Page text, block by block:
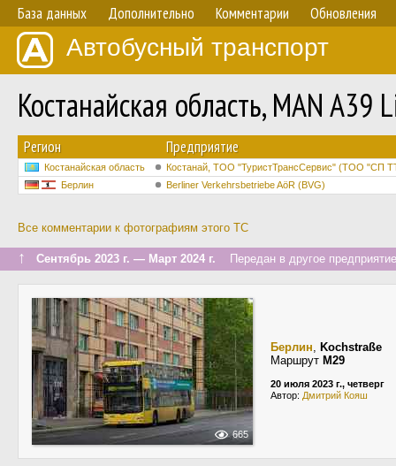
База данных Дополнительно Комментарии Обновления
Автобусный транспорт
Костанайская область, MAN
Регион Предприятие
Костанайская область
Костанай, ТОО "ТуристТрансСервис" (ТОО "СП
Берлин
Berliner Verkehrsbetriebe AöR (BVG)
Все комментарии к фотографиям этого ТС
↑ Сентябрь 2023 г. — Март 2024 г. Передан в другое
665
Берлин, Kochstraße
Маршрут M29
20 июля 2023 г., четверг
Автор: Дмитрий Кояш